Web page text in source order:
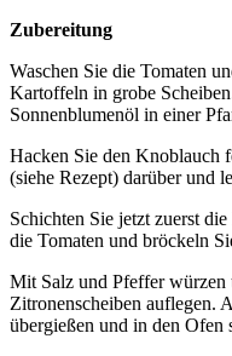
Zubereitung
Waschen Sie die Tomaten
Kartoffeln in grobe
Sonnenblumenöl in einer
Hacken Sie den Knoblauch
(siehe Rezept) darüber und
Schichten Sie jetzt zuerst
die Tomaten und bröckeln
Mit Salz und Pfeffer
Zitronenscheiben auflegen.
übergießen und in den Ofen